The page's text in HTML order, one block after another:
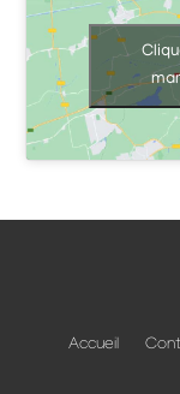
Accueil